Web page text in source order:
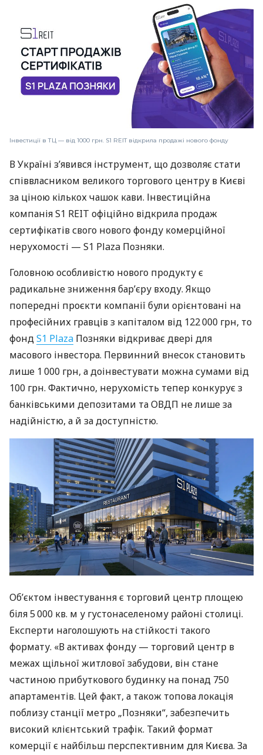
Інвестиції в ТЦ — від 1000 грн. S1 REIT відкрила продажі нового фонду
В Україні з’явився інструмент, що дозволяє стати
співвласником великого торгового центру в Києві
за ціною кількох чашок кави. Інвестиційна
компанія S1 REIT офіційно відкрила продаж
сертифікатів свого нового фонду комерційної
нерухомості — S1 Plaza Позняки.
Головною особливістю нового продукту є
радикальне зниження бар’єру входу. Якщо
попередні проєкти компанії були орієнтовані на
професійних гравців з капіталом від 122 000 грн, то
фондS1 Plaza Позняки відкриває двері для
масового інвестора. Первинний внесок становить
лише 1 000 грн, а доінвестувати можна сумами від
100 грн. Фактично, нерухомість тепер конкурує з
банківськими депозитами та ОВДП не лише за
надійністю, а й за доступністю.
Об’єктом інвестування є торговий центр площею
біля 5 000 кв. м у густонаселеному районі столиці.
Експерти наголошують на стійкості такого
формату. «В активах фонду — торговий центр в
межах щільної житлової забудови, він стане
частиною прибуткового будинку на понад 750
апартаментів. Цей факт, а також топова локація
поблизу станції метро „Позняки“, забезпечить
високий клієнтський трафік. Такий формат
комерції є найбільш перспективним для Києва. За